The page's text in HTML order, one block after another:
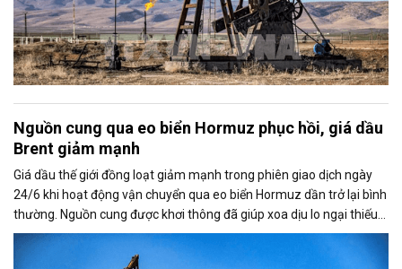
Nguồn cung qua eo biển Hormuz phục hồi, giá dầu
Brent giảm mạnh
Giá dầu thế giới đồng loạt giảm mạnh trong phiên giao dịch ngày
24/6 khi hoạt động vận chuyển qua eo biển Hormuz dần trở lại bình
thường. Nguồn cung được khơi thông đã giúp xoa dịu lo ngại thiếu
hụt dầu từ Trung Đông, kéo giá Brent và WTI xuống mức thấp nhất
trong nhiều tháng.